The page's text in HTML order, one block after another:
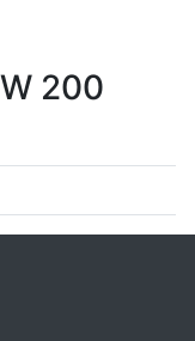
200